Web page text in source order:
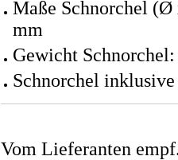
Maße Schnorchel
mm
Gewicht
Schnorchel
Vom Lieferanten